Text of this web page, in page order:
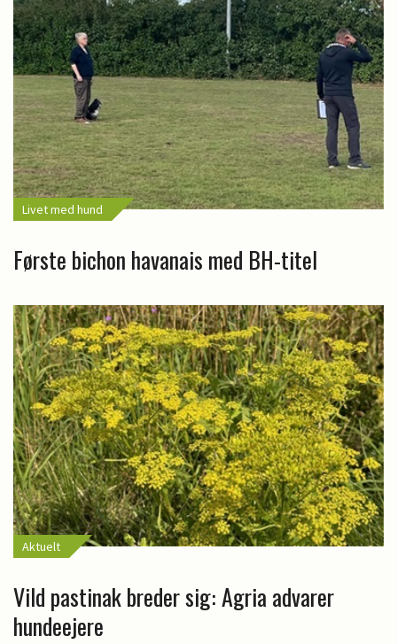
Livet med hund
Første bichon havanais med BH-titel
Aktuelt
Vild pastinak breder sig: Agria advarer
hundeejere